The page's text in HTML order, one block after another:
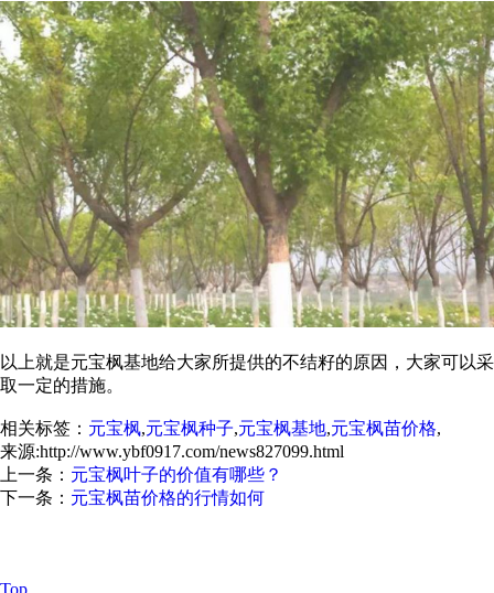
以上就是元宝枫基地给大家所提供的不结籽的原因，大家可以采
取一定的措施。
相关标签： 元宝枫,元宝枫种子,元宝枫基地,元宝枫苗价格,
来源:http://www.ybf0917.com/news827099.html
上一条： 元宝枫叶子的价值有哪些？
下一条： 元宝枫苗价格的行情如何
Top